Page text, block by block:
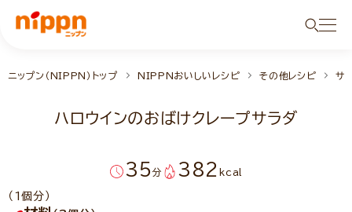
ニップン（NIPPN）トップ NIPPNおいしいレシピ その他レシピ サ
ハロウインのおばけクレープサラダ
35 分 382kcal
（1個分）